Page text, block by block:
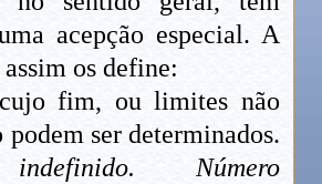
acepção especial. A
os define:
fim, ou limites não
podem ser determinados.
Número